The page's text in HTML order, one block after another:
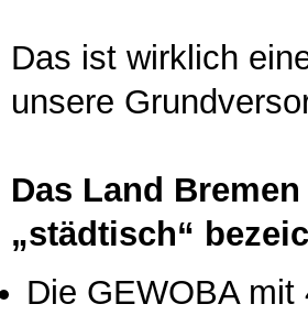
Das ist wirklich
unsere
Das Land
„städtisch“
Die GEWOBA